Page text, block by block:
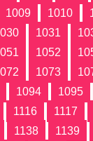
1009 1010
1031
1052
1073
1094 1095
1116 1117
1138 1139